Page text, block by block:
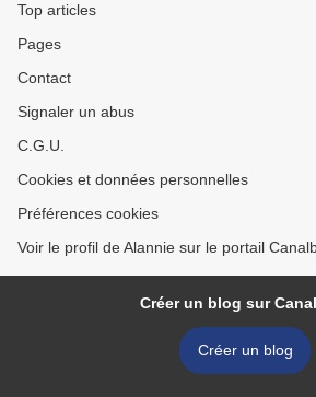
Top articles
Pages
Contact
Signaler un abus
C.G.U.
Cookies et données personnelles
Préférences cookies
Voir le profil de Alannie sur le portail
Créer un blog sur
Créer un blog